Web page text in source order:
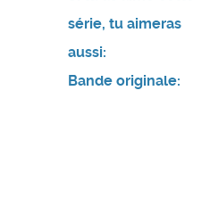
série, tu aimeras
aussi:
Bande originale: